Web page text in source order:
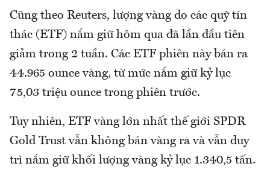
Cũng theo Reuters, lượng vàng do các quỹ tín
thác (ETF) nắm giữ hôm qua đã lần đầu tiên
giảm trong 2 tuần. Các ETF phiên này bán ra
44.965 ounce vàng, từ mức nắm giữ kỷ lục
75,03 triệu ounce trong phiên trước.
Tuy nhiên, ETF vàng lớn nhất thế giới SPDR
Gold Trust vẫn không bán vàng ra và vẫn duy
trì nắm giữ khối lượng vàng kỷ lục 1.340,5 tấn.